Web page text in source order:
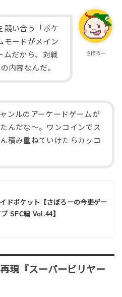
さぼろー
競い合う「ポケ
モードがメイン
ムだから、対戦
内容なんだ。
ンルのアーケードゲームが
んだな～。ワンコインでス
積み重ねていけたらカッコ
ドポケット【さぼろーの今更ゲー
SFC編 Vol.44】
現『スーパービリヤー